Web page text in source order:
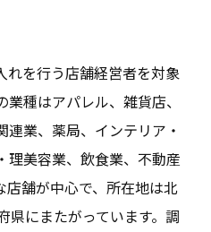
れを行う店舗経営者を対象
種はアパレル、雑貨店、
業、薬局、インテリア・
理美容業、飲食業、不動産
舗が中心で、所在地は北
県にまたがっています。調